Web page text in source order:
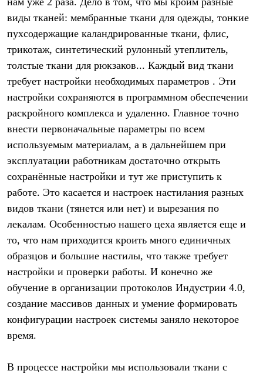
PEAK
ЗА ПОЛЯРНЫМ КРУГОМ
BASK kids
CITY
Дневник капитана
Каталог дилеров
Компания
Баск сегодня
История
Производство
Баск в вашем городе
Контроль качества
Технологии
Команда Баск
Сотрудничество
Стать дилером
Корпоративным клиентам
Услуги
Медиа
Где купить
виды тканей: мембранные ткани для одежды, тонкие
пухcодержащие каландрированные ткани, флис,
трикотаж, синтетический рулонный утеплитель,
толстые ткани для рюкзаков... Каждый вид ткани
требует настройки необходимых параметров . Эти
настройки сохраняются в программном обеспечении
раскройного комплекса и удаленно. Главное точно
внести первоначальные параметры по всем
используемым материалам, а в дальнейшем при
эксплуатации работникам достаточно открыть
сохранённые настройки и тут же приступить к
работе. Это касается и настроек настилания разных
видов ткани (тянется или нет) и вырезания по
лекалам. Особенностью нашего цеха является еще и
то, что нам приходится кроить много единичных
образцов и большие настилы, что также требует
настройки и проверки работы. И конечно же
обучение в организации протоколов Индустрии 4.0,
создание массивов данных и умение формировать
конфигурации настроек системы заняло некоторое
время.
В процессе настройки мы использовали ткани с